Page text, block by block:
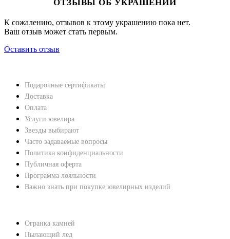
ОТЗЫВЫ ОБ УКРАШЕНИИ
К сожалению, отзывов к этому украшению пока нет.
Ваш отзыв может стать первым.
Оставить отзыв
Подарочные сертификаты
Доставка
Оплата
Услуги ювелира
Звезды выбирают
Часто задаваемые вопросы
Политика конфиденциальности
Публичная оферта
Программа лояльности
Важно знать при покупке ювелирных изделий
Огранка камней
Пылающий лед